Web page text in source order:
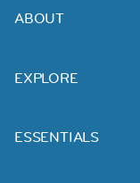
ABOUT
EXPLORE
ESSENTIALS